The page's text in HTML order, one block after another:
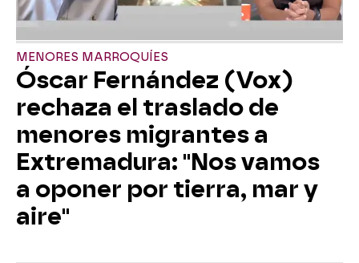
MENORES MARROQUÍES
Óscar Fernández (Vox)
rechaza el traslado de
menores migrantes a
Extremadura: "Nos vamos
a oponer por tierra, mar y
aire"